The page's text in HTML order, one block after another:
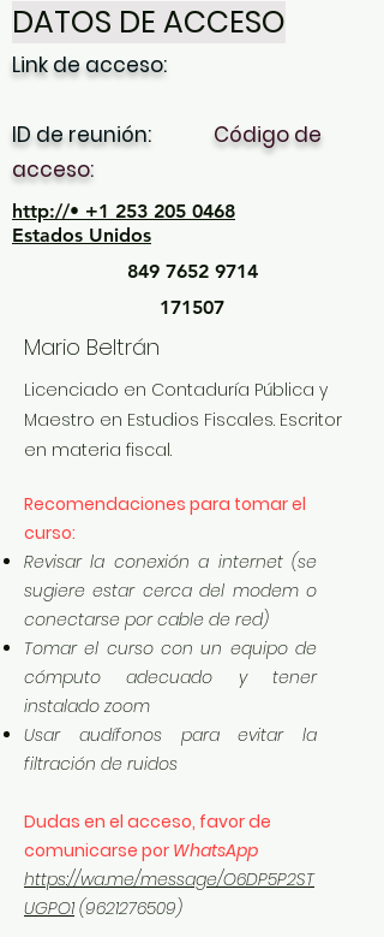
DATOS DE ACCESO
Link de acceso:
ID de reunión: Código de
acceso:
http://• +1 253 205 0468
Estados Unidos
849 7652 9714
171507
Mario Beltrán
Licenciado en Contaduría Pública y
Maestro en Estudios Fiscales. Escritor
en materia fiscal.
Recomendaciones para tomar el
curso:
Revisar la conexión a internet (se
sugiere estar cerca del modem o
conectarse por cable de red)
Tomar el curso con un equipo de
cómputo adecuado y tener
instalado zoom
Usar audífonos para evitar la
filtración de ruidos
Dudas en el acceso, favor de
comunicarse por WhatsApp
https://wa.me/message/O6DP5P2ST
UGPO1 (9621276509)